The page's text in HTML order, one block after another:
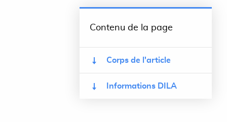
Contenu de la page
Corps de l'article
Informations DILA